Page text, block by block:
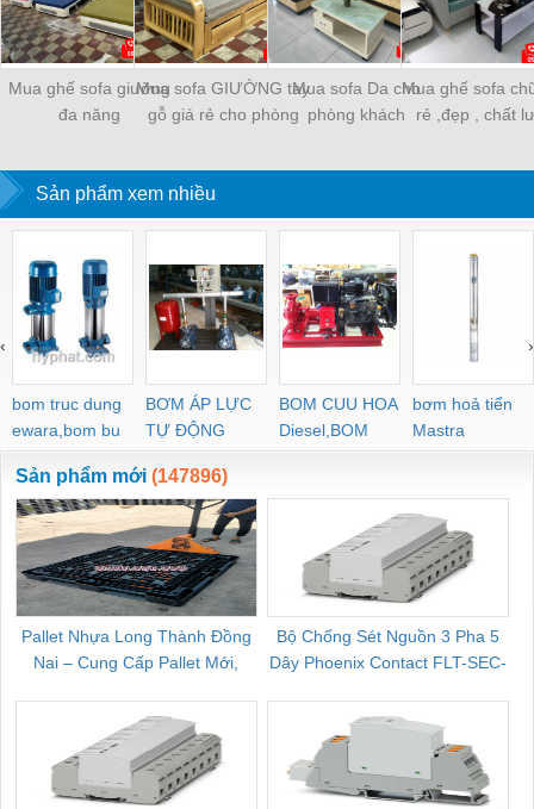
Mua ghế sofa giường
đa năng
Mua sofa GIƯỜNG tay
gỗ giá rẻ cho phòng
Mua sofa Da cho
phòng khách
Mua ghế sofa
rẻ ,đẹp , chất
Sản phẩm xem nhiều
bom truc dung
ewara,bom bu
ewara
BƠM ÁP LỰC
TỰ ĐỘNG
BOM CUU HOA
Diesel,BOM
CHUA CHAY
bơm hoả tiển
Mastra
‹ ›
Sản phẩm mới (147896)
Pallet Nhựa Long Thành Đồng
Nai – Cung Cấp Pallet Mới,
Bộ Chống Sét Nguồn 3 Pha 5
Dây Phoenix Contact FLT-SEC-